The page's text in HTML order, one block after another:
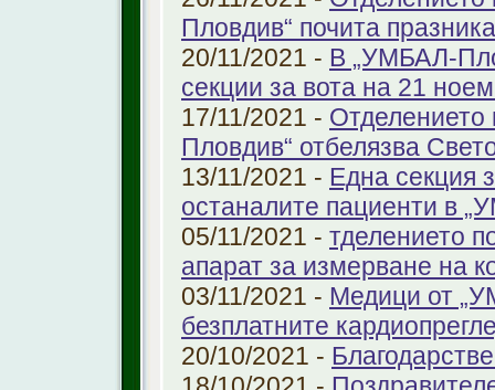
Пловдив“ почита
20/11/2021 - В „УМБАЛ-
секции за вота на 21
17/11/2021 -
Пловдив“ отбелязва
13/11/2021 - Една секция
останалите пациенти в
05/11/2021 - тделението
апарат за измерване на
03/11/2021 - Медици от
безплатните
20/10/2021 -